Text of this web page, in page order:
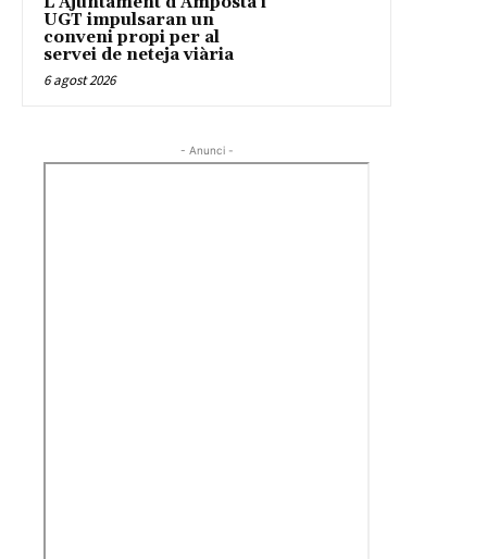
UGT impulsaran un
conveni propi per al
servei de neteja viària
6 agost 2026
- Anunci -